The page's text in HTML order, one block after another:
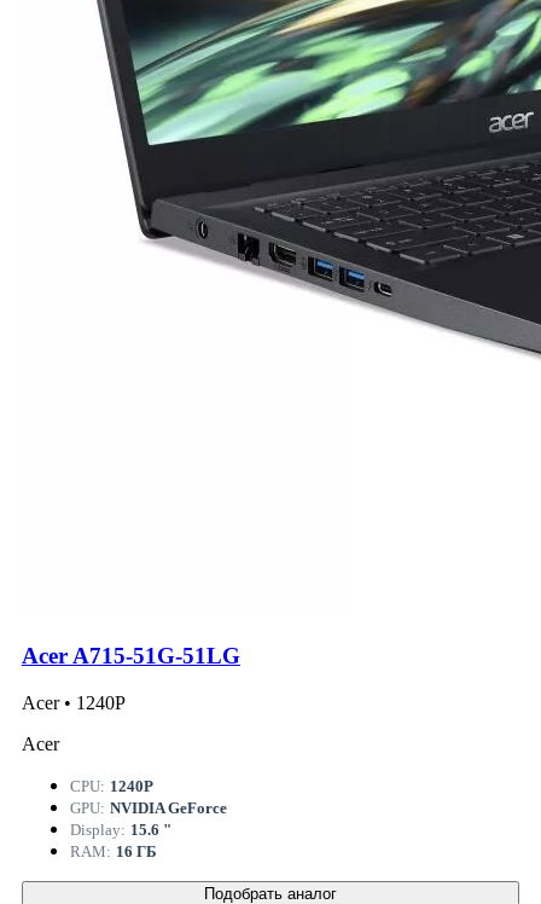
Acer A715-51G-51LG
Acer • 1240P
Acer
CPU: 1240P
GPU: NVIDIA GeForce
Display: 15.6 "
RAM: 16 ГБ
Подобрать аналог